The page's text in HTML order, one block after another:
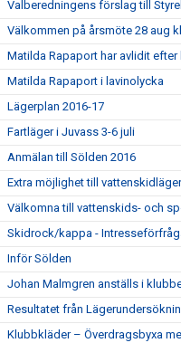
Valberedningens förslag till
Välkommen på årsmöte 28 aug
Matilda Rapaport har avlidit efter
Matilda Rapaport i lavinolycka
Lägerplan 2016-17
Fartläger i Juvass 3-6 juli
Anmälan till Sölden 2016
Extra möjlighet till
Välkomna till vattenskids- och
Skidrock/kappa -
Inför Sölden
Johan Malmgren anställs i
Resultatet från
Klubbkläder – Överdragsbyxa